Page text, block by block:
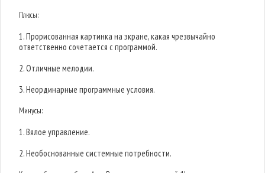
Плюсы:
1. Прорисованная картинка на экране, какая чрезвычайно
ответственно сочетается с программой.
2. Отличные мелодии.
3. Неординарные программные условия.
Минусы:
1. Вялое управление.
2. Необоснованные системные потребности.